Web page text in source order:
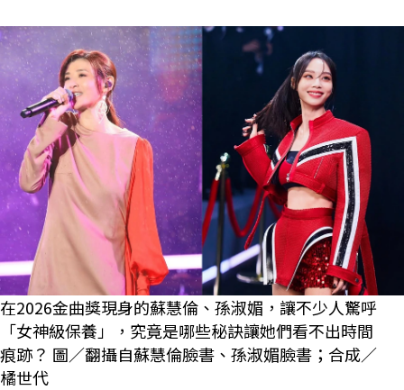
在2026金曲獎現身的蘇慧倫、孫淑媚，讓不少人驚呼
「女神級保養」，究竟是哪些秘訣讓她們看不出時間
痕跡？ 圖／翻攝自蘇慧倫臉書 、 孫淑媚臉書 ；合成／
橘世代